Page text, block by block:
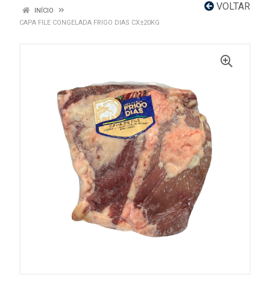
VOLTAR
INÍCIO
CAPA FILE CONGELADA FRIGO DIAS CX±20KG